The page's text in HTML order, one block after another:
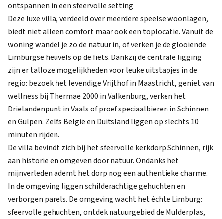
ontspannen in een sfeervolle setting
Deze luxe villa, verdeeld over meerdere speelse woonlagen,
biedt niet alleen comfort maar ook een toplocatie. Vanuit de
woning wandel je zo de natuur in, of verken je de glooiende
Limburgse heuvels op de fiets. Dankzij de centrale ligging
zijn er talloze mogelijkheden voor leuke uitstapjes in de
regio: bezoek het levendige Vrijthof in Maastricht, geniet van
wellness bij Thermae 2000 in Valkenburg, verken het
Drielandenpunt in Vaals of proef speciaalbieren in Schinnen
en Gulpen. Zelfs België en Duitsland liggen op slechts 10
minuten rijden.
De villa bevindt zich bij het sfeervolle kerkdorp Schinnen, rijk
aan historie en omgeven door natuur. Ondanks het
mijnverleden ademt het dorp nog een authentieke charme.
In de omgeving liggen schilderachtige gehuchten en
verborgen parels. De omgeving wacht het échte Limburg:
sfeervolle gehuchten, ontdek natuurgebied de Mulderplas,